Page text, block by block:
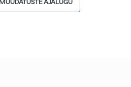
MUUDATUSTE AJALUGU